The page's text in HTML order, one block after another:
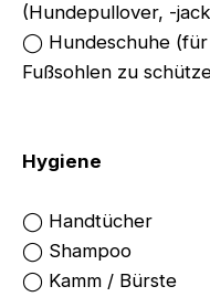
(Hundepullover, -
◯ Hundeschuhe (für
Fußsohlen zu
Hygiene
◯ Handtücher
◯ Shampoo
◯ Kamm / Bürste